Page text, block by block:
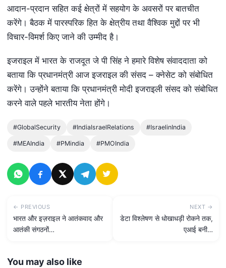
आदान-प्रदान सहित कई क्षेत्रों में सहयोग के अवसरों पर बातचीत
करेंगे। बैठक में पारस्परिक हित के क्षेत्रीय तथा वैश्विक मुद्दों पर भी
विचार-विमर्श किए जाने की उम्मीद है।
इजराइल में भारत के राजदूत जे पी सिंह ने हमारे विशेष संवाददाता को
बताया कि प्रधानमंत्री आज इजराइल की संसद – क्नेसेट को संबोधित
करेंगे। उन्होंने बताया कि प्रधानमंत्री मोदी इजराइली संसद को संबोधित
करने वाले पहले भारतीय नेता होंगे।
#GlobalSecurity #IndiaIsraelRelations #IsraelinIndia
#MEAIndia #PMindia #PMOIndia
← PREVIOUS
भारत और इज़राइल ने आतंकवाद और
आतंकी संगठनों…
NEXT →
डेटा विश्लेषण से धोखाधड़ी रोकने तक,
एआई बनी…
You may also like